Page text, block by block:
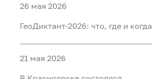
26 мая 2026
ГеоДиктант-2026: что, где и когда
21 мая 2026